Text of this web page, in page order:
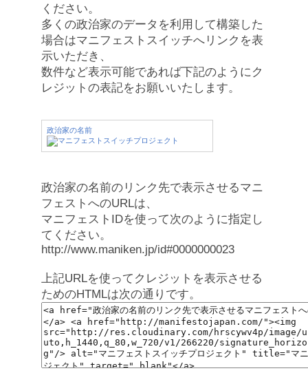
ください。
多くの政治家のデータを利用して構築した
場合はマニフェストスイッチへリンクを表
示いただき、
数件など表示可能であれば下記のようにク
レジットの表記をお願いいたします。
政治家の名前
政治家の名前のリンク先で表示させるマニ
フェストへのURLは、
マニフェストIDを使って次のように指定し
てください。
http://www.maniken.jp/id#0000000023
上記URLを使ってクレジットを表示させる
ためのHTMLは次の通りです。